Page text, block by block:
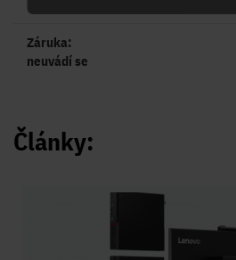
Záruka:
neuvádí se
Články: